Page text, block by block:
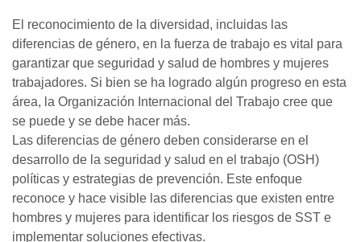
El reconocimiento de la diversidad, incluidas las
diferencias de género, en la fuerza de trabajo es vital para
garantizar que seguridad y salud de hombres y mujeres
trabajadores. Si bien se ha logrado algún progreso en esta
área, la Organización Internacional del Trabajo cree que
se puede y se debe hacer más.
Las diferencias de género deben considerarse en el
desarrollo de la seguridad y salud en el trabajo (OSH)
políticas y estrategias de prevención. Este enfoque
reconoce y hace visible las diferencias que existen entre
hombres y mujeres para identificar los riesgos de SST e
implementar soluciones efectivas.